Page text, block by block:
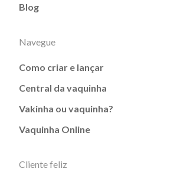
Blog
Navegue
Como criar e lançar
Central da vaquinha
Vakinha ou vaquinha?
Vaquinha Online
Cliente feliz